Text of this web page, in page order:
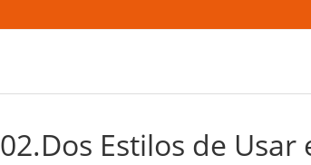
02.Dos Estilos de Usar